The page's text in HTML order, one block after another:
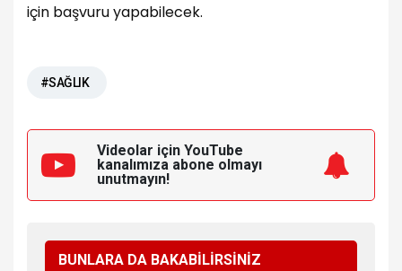
için başvuru yapabilecek.
#SAĞLIK
Videolar için YouTube
kanalımıza abone olmayı
unutmayın!
BUNLARA DA BAKABİLİRSİNİZ